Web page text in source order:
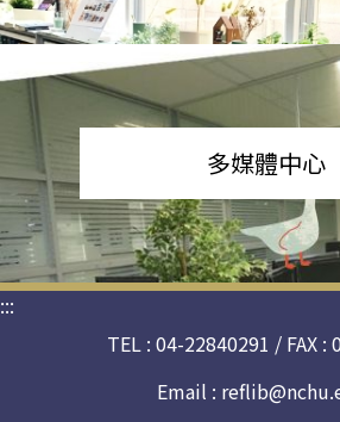
多媒體中心
:::
TEL : 04-22840291 / FAX :
Email :